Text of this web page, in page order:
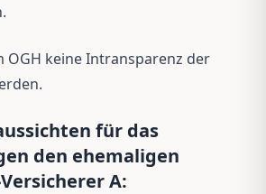
OGH keine Intransparenz der
für das
den ehemaligen
A: